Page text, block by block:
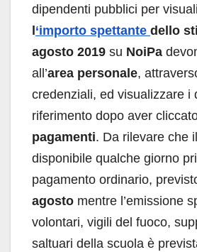
dipendenti pubblici per
‘importo spettante dello
agosto 2019 su NoiPa
all’area personale,
credenziali, ed visualizzare i
riferimento dopo aver
pagamenti. Da rilevare che
disponibile qualche giorno
pagamento ordinario,
agosto mentre l’emissione
volontari, vigili del fuoco,
saltuari della scuola è